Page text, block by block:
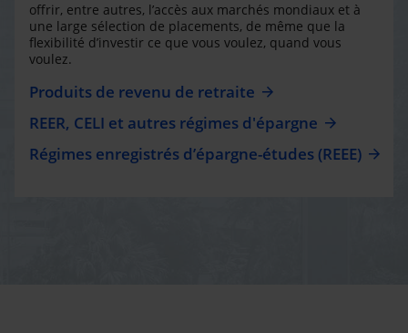
offrir, entre autres, l’accès aux marchés mondiaux et à
une large sélection de placements, de même que la
flexibilité d’investir ce que vous voulez, quand vous
voulez.
Produits de revenu de retraite
REER, CELI et autres régimes d'épargne
Régimes enregistrés d’épargne-études (REEE)